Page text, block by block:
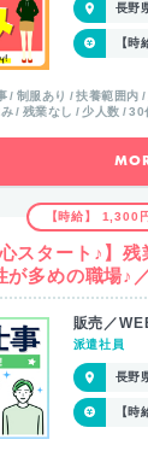
長野
【
制服あり 扶養範囲内
残業なし 少人数 30
【時給】 1,300円
スタート♪】
が多めの職場♪
販売／
派遣社員
長野
【